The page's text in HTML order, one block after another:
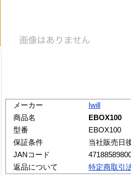
メーカー
Iwill
商品名
EBOX100
型番
EBOX100
保証条件
当社販売日
JANコード
返品について
特定商取引